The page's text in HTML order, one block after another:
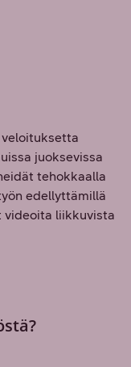
juoksevissa
tehokkaalla
edellyttämillä
videoita liikkuvista